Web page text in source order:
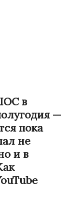
в
—
пока
не
и в